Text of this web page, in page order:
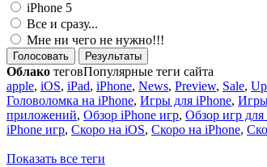
iPhone 5
Все и сразу...
Мне ни чего не нужно!!!
Голосовать Результаты
Облако теговПопулярные теги сайта
apple, iOS, iPad, iPhone, News, Preview, Sale,
Головоломка на iPhone, Игры для iPhone,
приложений, Обзор iPhone игр, Обзор игр для
iPhone игр, Скоро на iOS, Скоро на iPhone,
Показать все теги